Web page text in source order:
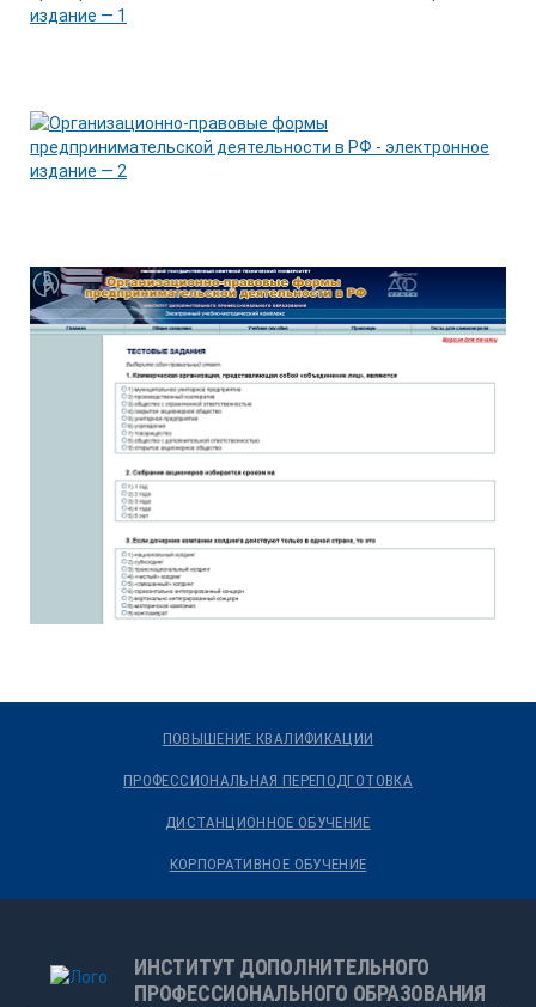
ПОВЫШЕНИЕ КВАЛИФИКАЦИИ
ПРОФЕССИОНАЛЬНАЯ ПЕРЕПОДГОТОВКА
ДИСТАНЦИОННОЕ ОБУЧЕНИЕ
КОРПОРАТИВНОЕ ОБУЧЕНИЕ
ИНСТИТУТ ДОПОЛНИТЕЛЬНОГО
ПРОФЕССИОНАЛЬНОГО ОБРАЗОВАНИЯ